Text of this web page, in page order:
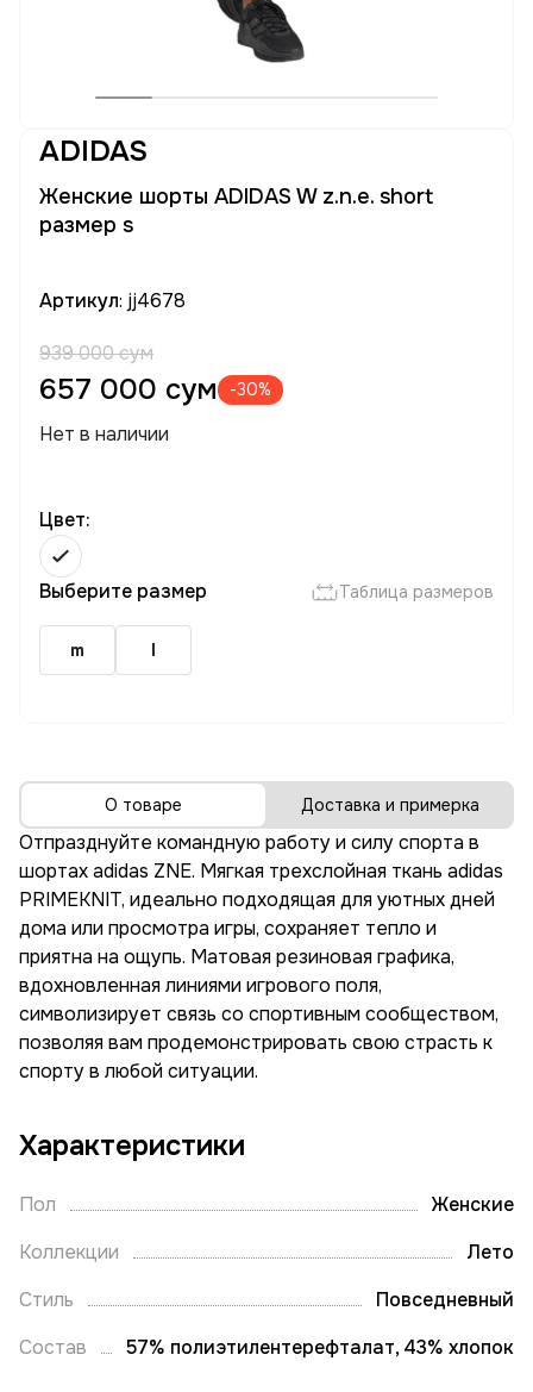
ADIDAS
Женские шорты ADIDAS W z.n.e. short
размер s
Артикул: jj4678
939 000 сум
657 000 сум -30%
Нет в наличии
Цвет:
Выберите размер Таблица размеров
m l
О товаре Доставка и примерка
Отпразднуйте командную работу и силу спорта в
шортах adidas ZNE. Мягкая трехслойная ткань adidas
PRIMEKNIT, идеально подходящая для уютных дней
дома или просмотра игры, сохраняет тепло и
приятна на ощупь. Матовая резиновая графика,
вдохновленная линиями игрового поля,
символизирует связь со спортивным сообществом,
позволяя вам продемонстрировать свою страсть к
спорту в любой ситуации.
Характеристики
Пол
Женские
Коллекции
Лето
Стиль
Повседневный
Состав
57% полиэтилентерефталат, 43% хлопок